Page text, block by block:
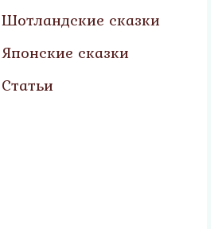
Шотландские сказки
Японские сказки
Статьи